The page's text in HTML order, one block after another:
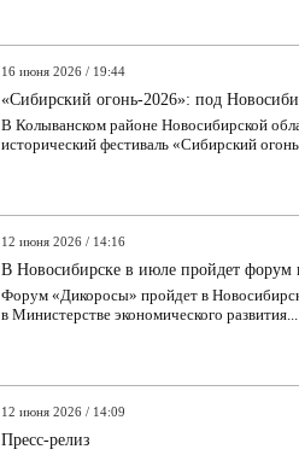
16 июня 2026 / 19:44
«Сибирский огонь-2026»: под
В Колыванском районе Новосибирской
исторический фестиваль «Сибирский
12 июня 2026 / 14:16
В Новосибирске в июле пройдет форум
Форум «Дикоросы» пройдет в
в Министерстве экономического развития...
12 июня 2026 / 14:09
Пресс-релиз